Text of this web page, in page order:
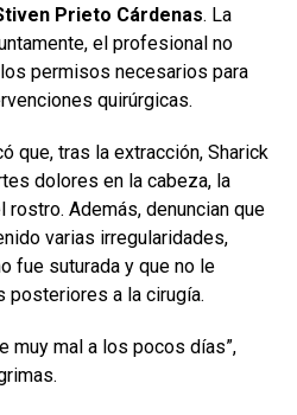
Prieto Cárdenas. La
el profesional no
permisos necesarios para
quirúrgicas.
que, tras la extracción, Sharick
dolores en la cabeza, la
rostro. Además, denuncian que
varias irregularidades,
fue suturada y que no le
posteriores a la cirugía.
muy mal a los pocos días”,